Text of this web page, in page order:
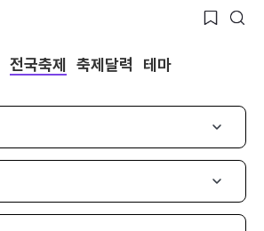
전국축제 축제달력 테마